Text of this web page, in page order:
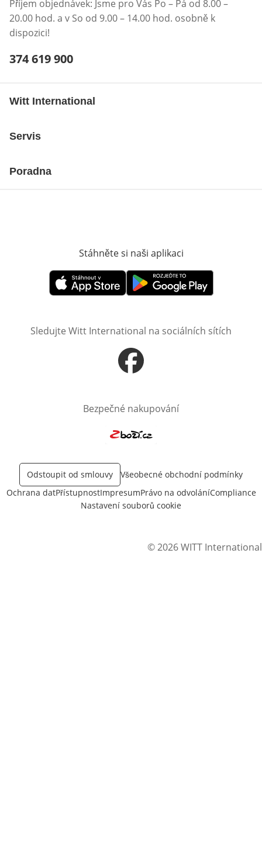
Příjem objednávek: Jsme pro Vás Po – Pá od 8.00 –
20.00 hod. a v So od 9.00 – 14.00 hod. osobně k
dispozici!
Telefonní číslo:
374 619 900
Witt International
Servis
Poradna
Stáhněte si naši aplikaci
Otevře v novém okněOtevře v novém okně
Sledujte Witt International na sociálních sítích
Otevře v novém okně
Bezpečné nakupování
Odstoupit od smlouvy
Všeobecné obchodní podmínky
Ochrana datPřístupnostImpresumPrávo na odvoláníCompliance
Nastavení souborů cookie
© 2026 WITT International